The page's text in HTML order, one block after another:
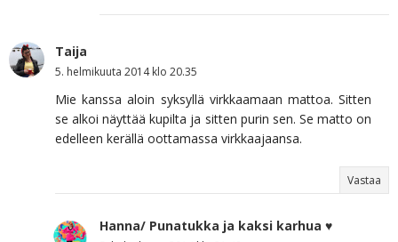
Taija
5. helmikuuta 2014 klo 20.35
Mie kanssa aloin syksyllä virkkaamaan mattoa. Sitten
se alkoi näyttää kupilta ja sitten purin sen. Se matto on
edelleen kerällä oottamassa virkkaajaansa.
Vastaa
Hanna/ Punatukka ja kaksi karhua ♥